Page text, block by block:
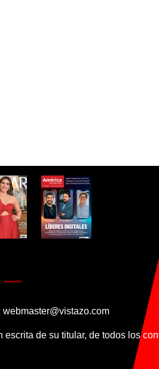
webmaster@vistazo.com
de su titular, de todos los